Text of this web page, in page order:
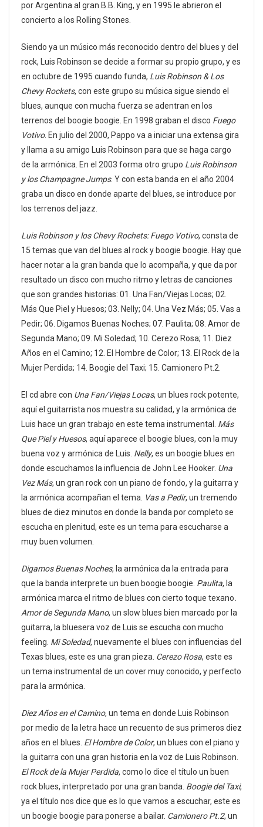
por Argentina al gran B.B. King, y en 1995 le abrieron el
concierto a los Rolling Stones.
Siendo ya un músico más reconocido dentro del blues y del
rock, Luis Robinson se decide a formar su propio grupo, y es
en octubre de 1995 cuando funda, Luis Robinson & Los
Chevy Rockets, con este grupo su música sigue siendo el
blues, aunque con mucha fuerza se adentran en los
terrenos del boogie boogie. En 1998 graban el disco Fuego
Votivo. En julio del 2000, Pappo va a iniciar una extensa gira
y llama a su amigo Luis Robinson para que se haga cargo
de la armónica. En el 2003 forma otro grupo Luis Robinson
y los Champagne Jumps. Y con esta banda en el año 2004
graba un disco en donde aparte del blues, se introduce por
los terrenos del jazz.
Luis Robinson y los Chevy Rochets: Fuego Votivo, consta de
15 temas que van del blues al rock y boogie boogie. Hay que
hacer notar a la gran banda que lo acompaña, y que da por
resultado un disco con mucho ritmo y letras de canciones
que son grandes historias: 01. Una Fan/Viejas Locas; 02.
Más Que Piel y Huesos; 03. Nelly; 04. Una Vez Más; 05. Vas a
Pedir; 06. Digamos Buenas Noches; 07. Paulita; 08. Amor de
Segunda Mano; 09. Mi Soledad; 10. Cerezo Rosa; 11. Diez
Años en el Camino; 12. El Hombre de Color; 13. El Rock de la
Mujer Perdida; 14. Boogie del Taxi; 15. Camionero Pt.2.
El cd abre con Una Fan/Viejas Locas, un blues rock potente,
aquí el guitarrista nos muestra su calidad, y la armónica de
Luis hace un gran trabajo en este tema instrumental. Más
Que Piel y Huesos, aquí aparece el boogie blues, con la muy
buena voz y armónica de Luis. Nelly, es un boogie blues en
donde escuchamos la influencia de John Lee Hooker. Una
Vez Más, un gran rock con un piano de fondo, y la guitarra y
la armónica acompañan el tema. Vas a Pedir, un tremendo
blues de diez minutos en donde la banda por completo se
escucha en plenitud, este es un tema para escucharse a
muy buen volumen.
Digamos Buenas Noches, la armónica da la entrada para
que la banda interprete un buen boogie boogie. Paulita, la
armónica marca el ritmo de blues con cierto toque texano.
Amor de Segunda Mano, un slow blues bien marcado por la
guitarra, la bluesera voz de Luis se escucha con mucho
feeling. Mi Soledad, nuevamente el blues con influencias del
Texas blues, este es una gran pieza. Cerezo Rosa, este es
un tema instrumental de un cover muy conocido, y perfecto
para la armónica.
Diez Años en el Camino, un tema en donde Luis Robinson
por medio de la letra hace un recuento de sus primeros diez
años en el blues. El Hombre de Color, un blues con el piano y
la guitarra con una gran historia en la voz de Luis Robinson.
El Rock de la Mujer Perdida, como lo dice el título un buen
rock blues, interpretado por una gran banda. Boogie del Taxi,
ya el título nos dice que es lo que vamos a escuchar, este es
un boogie boogie para ponerse a bailar. Camionero Pt.2, un